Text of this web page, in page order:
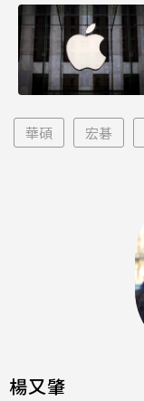
華碩 宏碁
楊又肇